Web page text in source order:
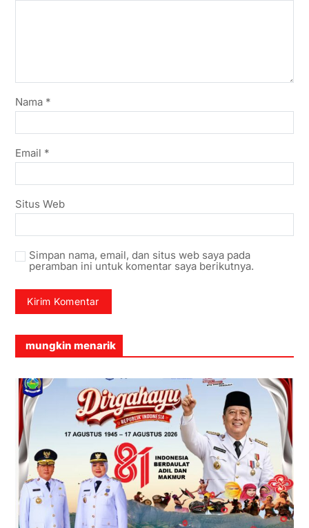
Nama *
Email *
Situs Web
Simpan nama, email, dan situs web saya pada
peramban ini untuk komentar saya berikutnya.
mungkin menarik